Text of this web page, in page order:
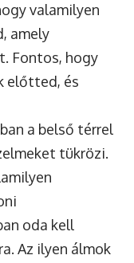
valamilyen
amely
Fontos, hogy
előtted, és
a belső térrel
tükrözi.
oda kell
Az ilyen álmok